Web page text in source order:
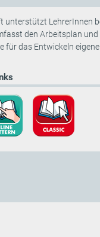
unterstützt LehrerInnen
den Arbeitsplan
für das Entwickeln